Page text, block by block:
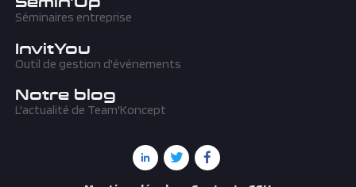
Semin'Up
Séminaires entreprise
InvitYou
Outil de gestion d'événements
Notre blog
L'actualité de Team'Koncept